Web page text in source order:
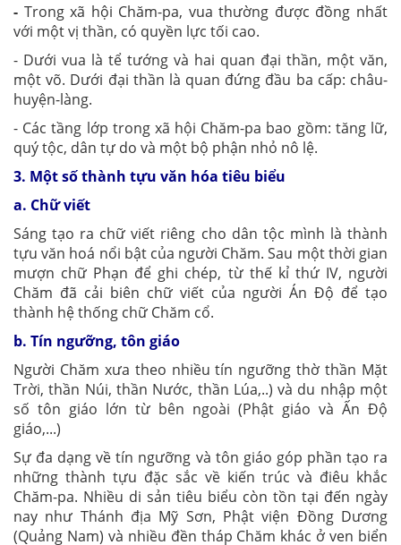
- Trong xã hội Chăm-pa, vua thường được đồng nhất
với một vị thần, có quyền lực tối cao.
- Dưới vua là tể tướng và hai quan đại thần, một văn,
một võ. Dưới đại thần là quan đứng đầu ba cấp: châu-
huyện-làng.
- Các tầng lớp trong xã hội Chăm-pa bao gồm: tăng lữ,
quý tộc, dân tự do và một bộ phận nhỏ nô lệ.
3. Một số thành tựu văn hóa tiêu biểu
a. Chữ viết
Sáng tạo ra chữ viết riêng cho dân tộc mình là thành
tựu văn hoá nổi bật của người Chăm. Sau một thời gian
mượn chữ Phạn để ghi chép, từ thế kỉ thứ IV, người
Chăm đã cải biên chữ viết của người Án Độ để tạo
thành hệ thống chữ Chăm cổ.
b. Tín ngưỡng, tôn giáo
Người Chăm xưa theo nhiều tín ngưỡng thờ thần Mặt
Trời, thần Núi, thần Nước, thần Lúa,..) và du nhập một
số tôn giáo lớn từ bên ngoài (Phật giáo và Ấn Độ
giáo,...)
Sự đa dạng về tín ngưỡng và tôn giáo góp phần tạo ra
những thành tựu đặc sắc về kiến trúc và điêu khắc
Chăm-pa. Nhiều di sản tiêu biểu còn tồn tại đến ngày
nay như Thánh địa Mỹ Sơn, Phật viện Đồng Dương
(Quảng Nam) và nhiều đền tháp Chăm khác ở ven biển